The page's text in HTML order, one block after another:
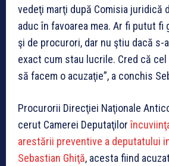
vedeţi marţi după Comisia juridică
aduc în favoarea mea. Ar fi putut
şi de procurori, dar nu ştiu dacă s-
exact cum stau lucrile. Cred că
să facem o acuzaţie”, a conchis
Procurorii Direcţiei Naţionale
cerut Camerei Deputaţilor
arestării preventive a deputatului
Sebastian Ghiţă, acesta fiind